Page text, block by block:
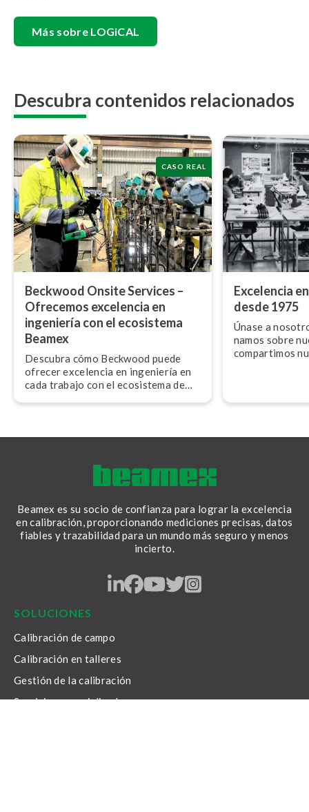
Más sobre LOGiCAL
Descubra contenidos relacionados
CASO REAL
Beckwood Onsite Services –
Ofrecemos excelencia en
ingeniería con el ecosistema
Beamex
Descubra cómo Beckwood puede
ofrecer excelencia en ingeniería en
cada trabajo con el ecosistema de
Excelencia
desde 1975
Únase a
na­mos sobre
compartimos
Beamex es su socio de confianza para lograr la excelencia
en calibración, proporcionando mediciones precisas, datos
fiables y trazabilidad para un mundo más seguro y menos
incierto.
LinkedIn
Facebook
Youtube
Twitter
Instagram
SOLUCIONES
Calibración de campo
Calibración en talleres
Gestión de la calibración
Servicios especializados